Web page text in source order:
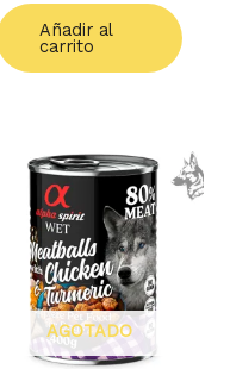
Añadir al
carrito
AGOTADO